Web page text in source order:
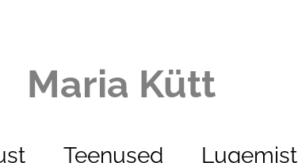
Maria Kütt
Teenused Lugemist